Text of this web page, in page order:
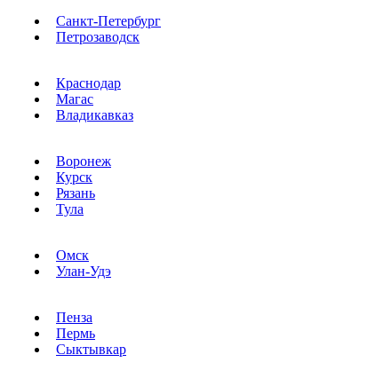
Санкт-Петербург
Петрозаводск
Краснодар
Магас
Владикавказ
Воронеж
Курск
Рязань
Тула
Омск
Улан-Удэ
Пенза
Пермь
Сыктывкар